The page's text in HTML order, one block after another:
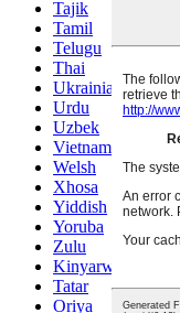
Tajik
Tamil
Telugu
Thai
Ukrainian
Urdu
Uzbek
Vietnamese
Welsh
Xhosa
Yiddish
Yoruba
Zulu
Kinyarwanda
Tatar
Oriya